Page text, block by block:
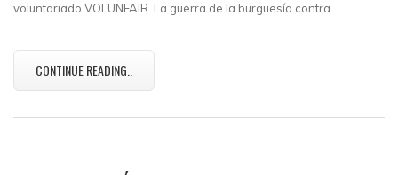
voluntariado VOLUNFAIR. La guerra de la burguesía contra…
CONTINUE READING..